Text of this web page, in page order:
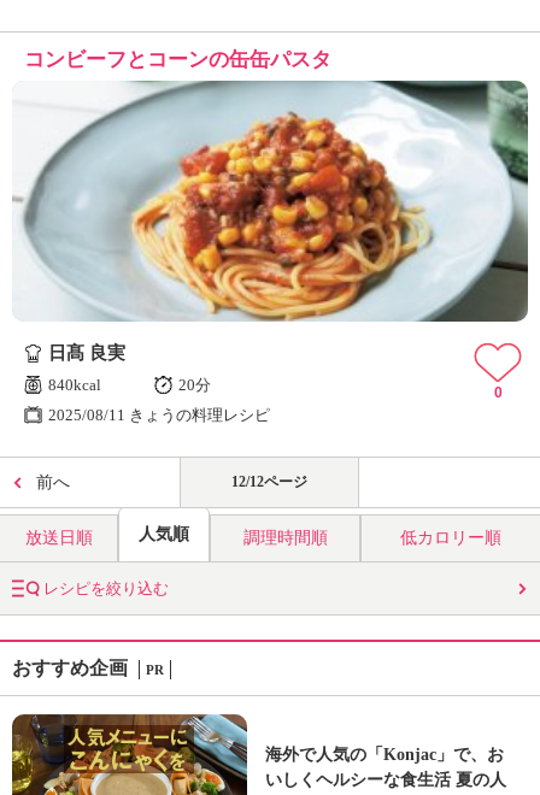
コンビーフとコーンの缶缶パスタ
日髙 良実
840kcal
20分
2025/08/11 きょうの料理レシピ
0
前へ 12/12ページ
放送日順 人気順 調理時間順 低カロリー順
レシピを絞り込む
おすすめ企画 PR
海外で人気の「Konjac」で、お
いしくヘルシーな食生活 夏の人